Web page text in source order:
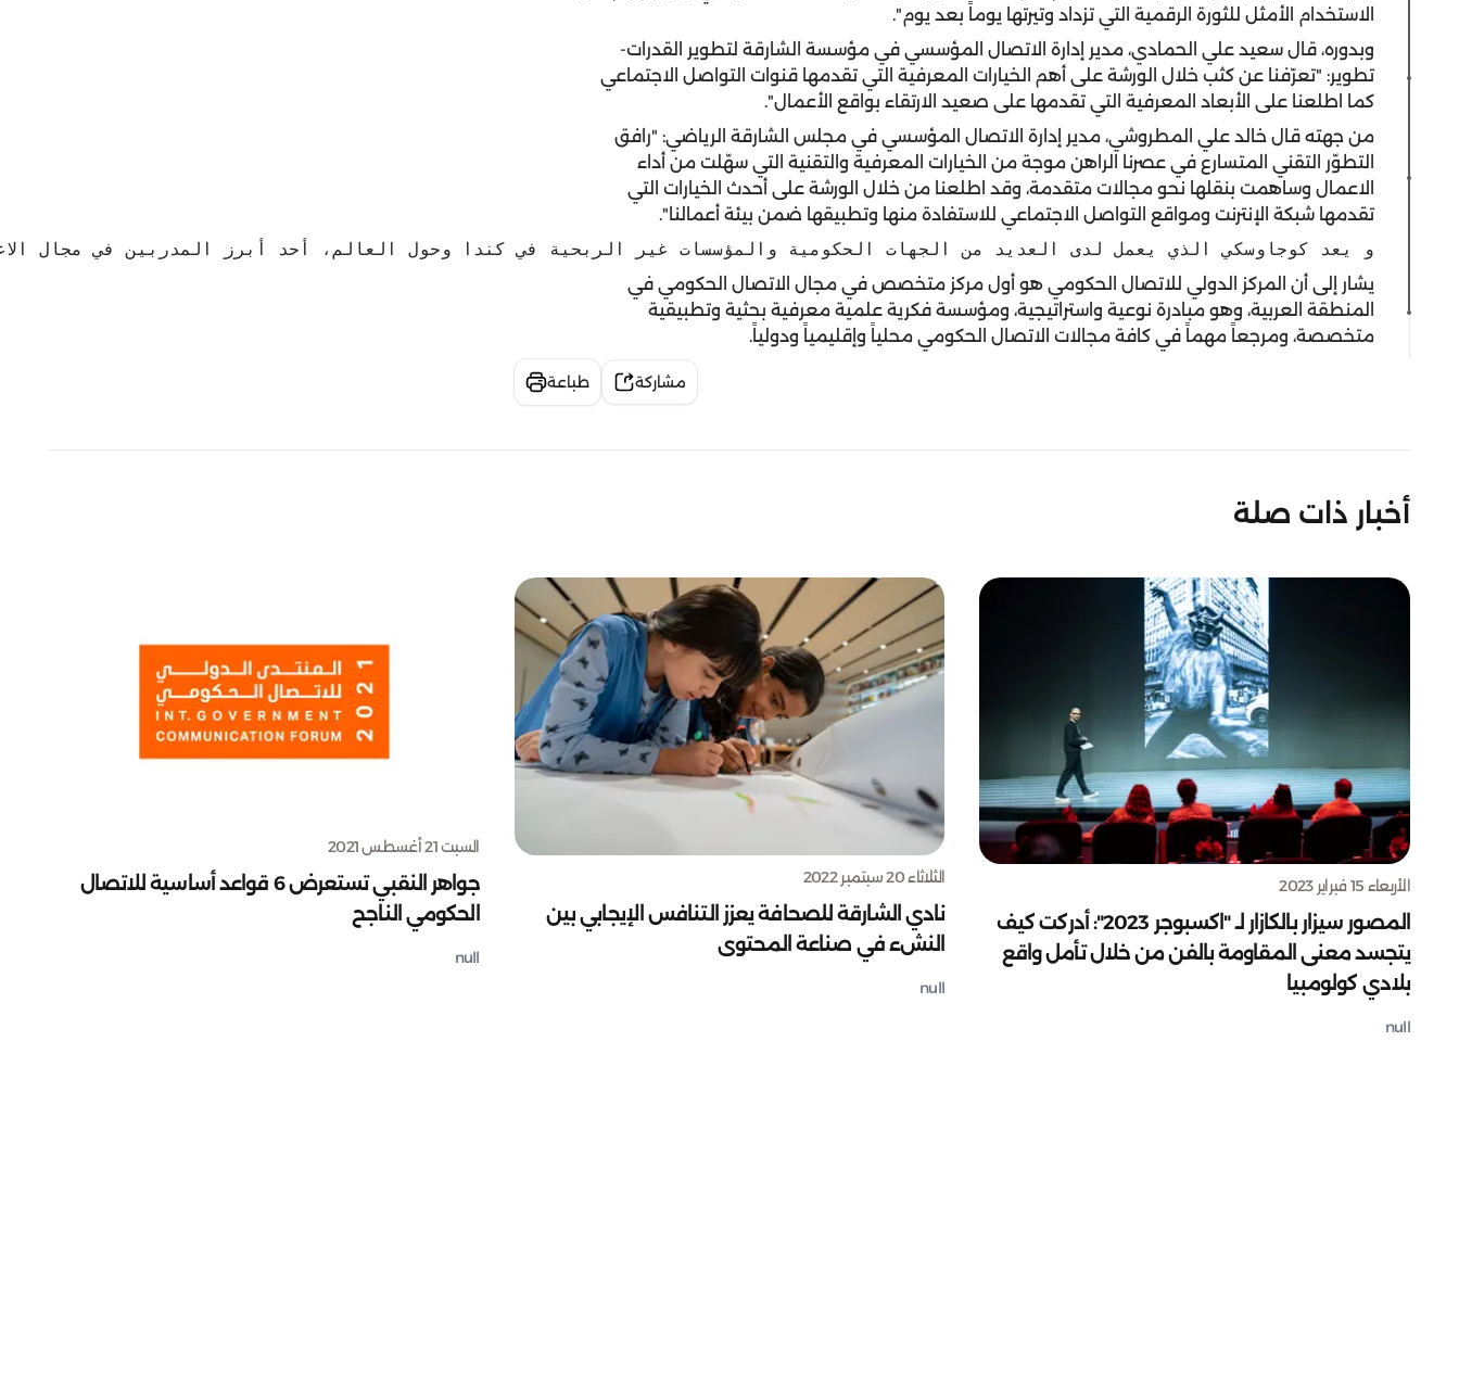
الاستخدام الأمثل للثورة الرقمية التي تزداد وتيرتها يوماً بعد يوم".
وبدوره، قال سعيد علي الحمادي، مدير إدارة الاتصال المؤسسي في مؤسسة الشارقة لتطوير القدرات-
تطوير: "تعرّفنا عن كثب خلال الورشة على أهم الخيارات المعرفية التي تقدمها قنوات التواصل الاجتماعي
كما اطلعنا على الأبعاد المعرفية التي تقدمها على صعيد الارتقاء بواقع الأعمال".
من جهته قال خالد علي المطروشي، مدير إدارة الاتصال المؤسسي في مجلس الشارقة الرياضي: "رافق
التطوّر التقني المتسارع في عصرنا الراهن موجة من الخيارات المعرفية والتقنية التي سهّلت من أداء
الاعمال وساهمت بنقلها نحو مجالات متقدمة، وقد اطلعنا من خلال الورشة على أحدث الخيارات التي
تقدمها شبكة الإنترنت ومواقع التواصل الاجتماعي للاستفادة منها وتطبيقها ضمن بيئة أعمالنا".
و يعد كوجاوسكي الذي يعمل لدى العديد من الجهات الحكومية والمؤسسات غير الربحية في كندا وحول العالم، أحد أبرز المدربين في مجال
يشار إلى أن المركز الدولي للاتصال الحكومي هو أول مركز متخصص في مجال الاتصال الحكومي في
المنطقة العربية، وهو مبادرة نوعية واستراتيجية، ومؤسسة فكرية علمية معرفية بحثية وتطبيقية
متخصصة، ومرجعاً مهماً في كافة مجالات الاتصال الحكومي محلياً وإقليمياً ودولياً.
مشاركة طباعة
أخبار ذات صلة
الأربعاء 15 فبراير 2023
المصور سيزار بالكازار لـ "اكسبوجر 2023": أدركت كيف
يتجسد معنى المقاومة بالفن من خلال تأمل واقع
بلادي كولومبيا
null
الثلاثاء 20 سبتمبر 2022
نادي الشارقة للصحافة يعزز التنافس الإيجابي بين
النشء في صناعة المحتوى
null
السبت 21 أغسطس 2021
جواهر النقبي تستعرض 6 قواعد أساسية للاتصال
الحكومي الناجح
null